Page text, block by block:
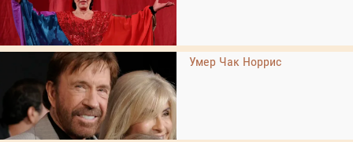
Умер Чак Норрис